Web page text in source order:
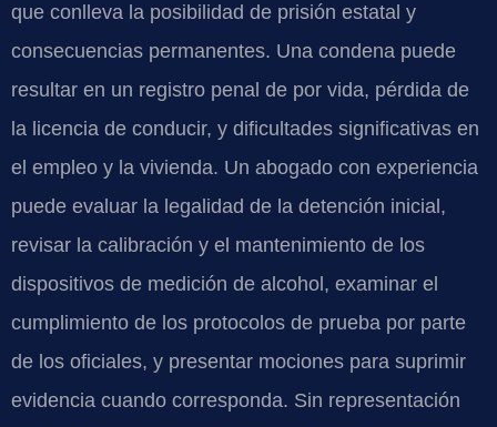
que conlleva la posibilidad de prisión estatal y
consecuencias permanentes. Una condena puede
resultar en un registro penal de por vida, pérdida de
la licencia de conducir, y dificultades significativas en
el empleo y la vivienda. Un abogado con experiencia
puede evaluar la legalidad de la detención inicial,
revisar la calibración y el mantenimiento de los
dispositivos de medición de alcohol, examinar el
cumplimiento de los protocolos de prueba por parte
de los oficiales, y presentar mociones para suprimir
evidencia cuando corresponda. Sin representación